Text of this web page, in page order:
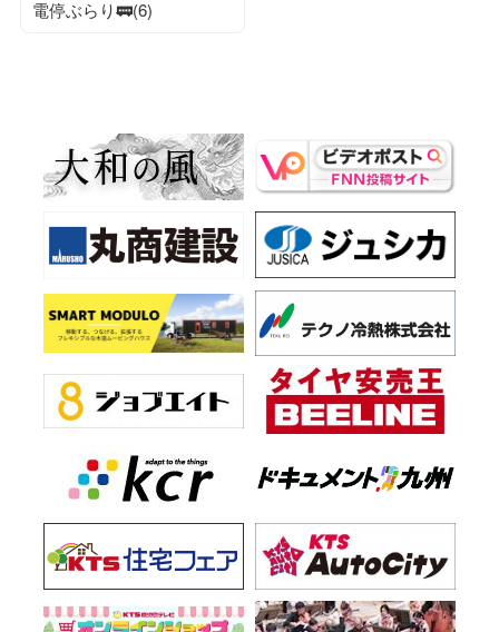
電停ぶらり🚃(6)